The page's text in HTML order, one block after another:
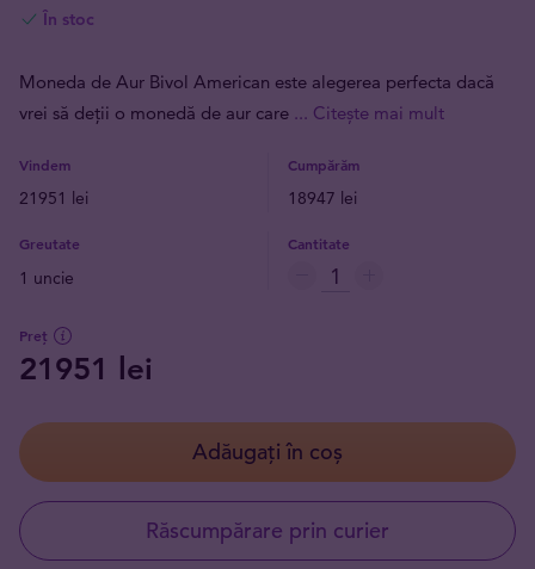
În stoc
Moneda de Aur Bivol American este alegerea perfecta dacă
vrei să deții o monedă de aur care ... Citește mai mult
Vindem Cumpărăm
21951 lei 18947 lei
Greutate
1 uncie
Cantitate
Preț
21951 lei
Adăugați în coș
Răscumpărare prin curier